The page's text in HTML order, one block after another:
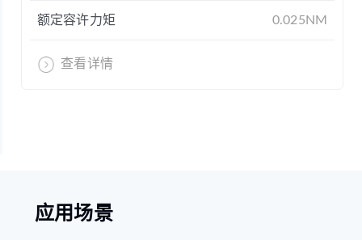
额定容许力矩 0.025NM
查看详情
应用场景